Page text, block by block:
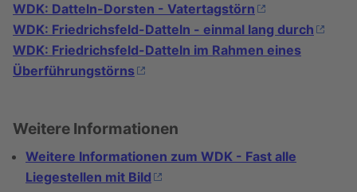
WDK: Datteln-Dorsten - Vatertagstörn
WDK: Friedrichsfeld-Datteln - einmal lang durch
WDK: Friedrichsfeld-Datteln im Rahmen eines
Überführungstörns
Weitere Informationen
Weitere Informationen zum WDK - Fast alle
Liegestellen mit Bild